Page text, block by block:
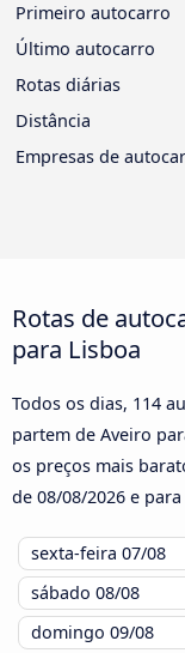
Primeiro autocarro
Último autocarro
Rotas diárias
Distância
Empresas de
Rotas de
para Lisboa
Todos os dias, 114
partem de Aveiro
os preços mais
de 08/08/2026 e
sexta-feira 07/08
sábado 08/08
domingo 09/08